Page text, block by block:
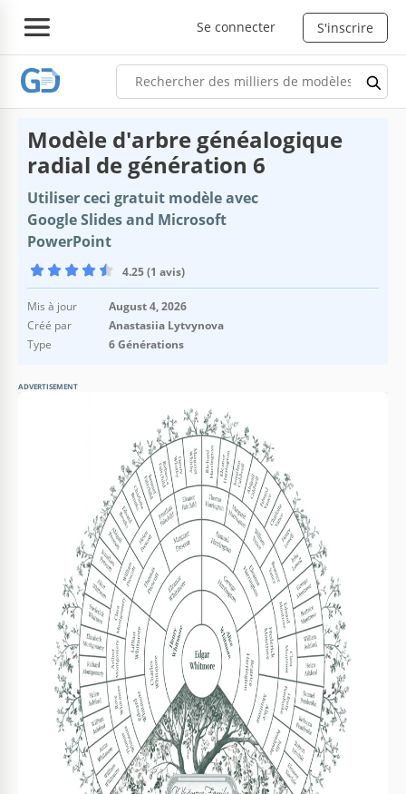
Se connecter S'inscrire
Modèle d'arbre généalogique
radial de génération 6
Utiliser ceci gratuit modèle avec
Google Slides and Microsoft
PowerPoint
4.25 (1 avis)
Mis à jour
August 4, 2026
Créé par
Anastasiia Lytvynova
Type
6 Générations
ADVERTISEMENT